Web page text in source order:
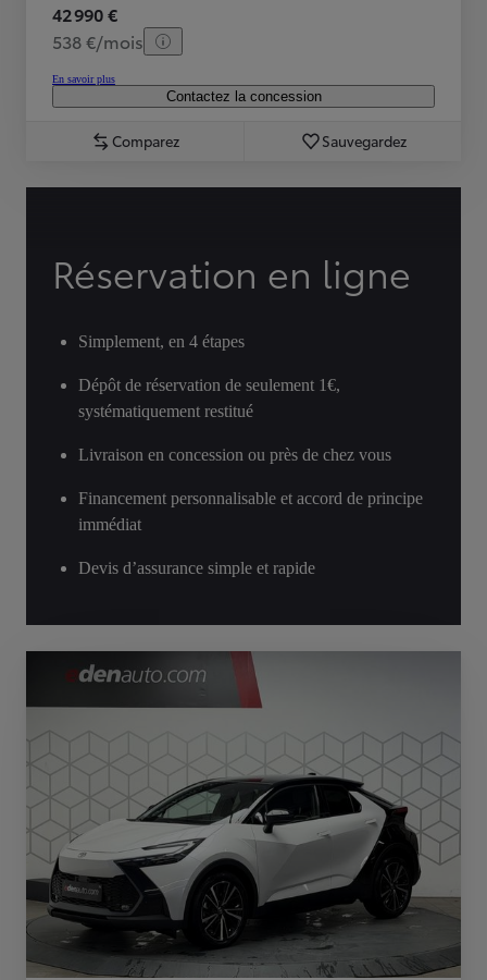
42 990 €
538 €/mois
En savoir plus
Contactez la concession
Comparez Sauvegardez
Réservation en ligne
Simplement, en 4 étapes
Dépôt de réservation de seulement 1€,
systématiquement restitué
Livraison en concession ou près de chez vous
Financement personnalisable et accord de principe
immédiat
Devis d’assurance simple et rapide